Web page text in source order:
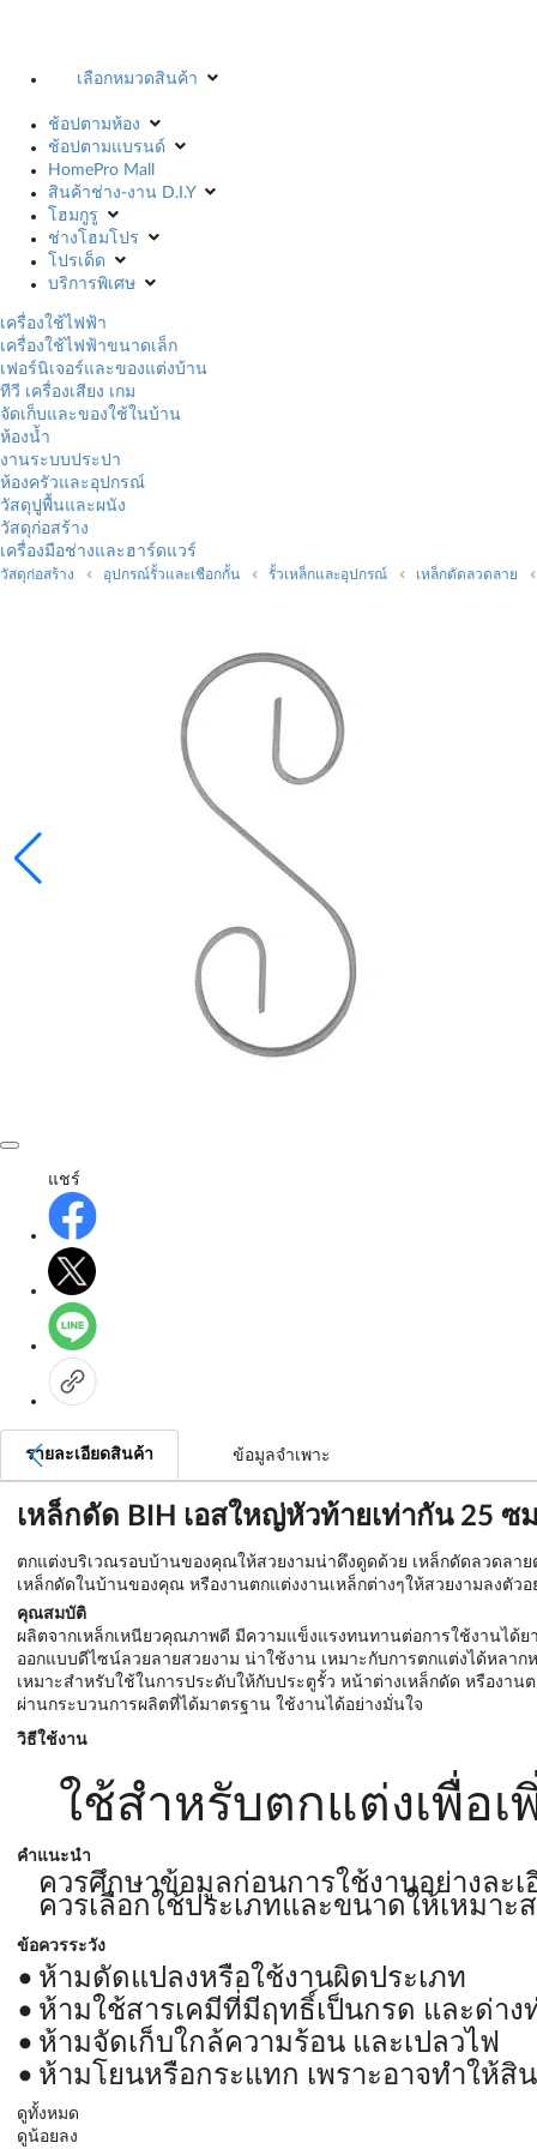
เลือกหมวดสินค้า
ช้อปตามห้อง
ช้อปตามแบรนด์
HomePro Mall
สินค้าช่าง-งาน D.I.Y
โฮมกูรู
ช่างโฮมโปร
โปรเด็ด
บริการพิเศษ
เครื่องใช้ไฟฟ้า
เครื่องใช้ไฟฟ้าขนาดเล็ก
เฟอร์นิเจอร์และของแต่งบ้าน
ทีวี เครื่องเสียง เกม
จัดเก็บและของใช้ในบ้าน
ห้องน้ำ
งานระบบประปา
ห้องครัวและอุปกรณ์
วัสดุปูพื้นและผนัง
วัสดุก่อสร้าง
เครื่องมือช่างและฮาร์ดแวร์
วัสดุก่อสร้าง อุปกรณ์รั้วและเชือกกั้น รั้วเหล็กและอุปกรณ์ เหล็กดัดลวดลาย
แชร์
รายละเอียดสินค้า ข้อมูลจำเพาะ
เหล็กดัด BIH เอสใหญ่หัวท้ายเท่ากัน 25 ซ
ตกแต่งบริเวณรอบบ้านของคุณให้สวยงามน่าดึงดูดด้วย เหล็กดัดลวดลา
เหล็กดัดในบ้านของคุณ หรืองานตกแต่งงานเหล็กต่างๆให้สวยงามลงตัว
คุณสมบัติ
ผลิตจากเหล็กเหนียวคุณภาพดี มีความแข็งแรงทนทานต่อการใช้งานได้ย
ออกแบบดีไซน์ลวยลายสวยงาม น่าใช้งาน เหมาะกับการตกแต่งได้หลาก
เหมาะสำหรับใช้ในการประดับให้กับประตูรั้ว หน้าต่างเหล็กดัด หรืองาน
ผ่านกระบวนการผลิตที่ได้มาตรฐาน ใช้งานได้อย่างมั่นใจ
วิธีใช้งาน
ใช้สำหรับตกแต่งเพื่อ
คำแนะนำ
ควรศึกษาข้อมูลก่อนการใช้งานอย่างละเ
ควรเลือกใช้ประเภทและขนาดให้เหมาะ
ข้อควรระวัง
ห้ามดัดแปลงหรือใช้งานผิดประเภท
ห้ามใช้สารเคมีที่มีฤทธิ์เป็นกรด และด่าง
ห้ามจัดเก็บใกล้ความร้อน และเปลวไฟ
ห้ามโยนหรือกระแทก เพราะอาจทำให้สิ
ดูทั้งหมด
ดูน้อยลง